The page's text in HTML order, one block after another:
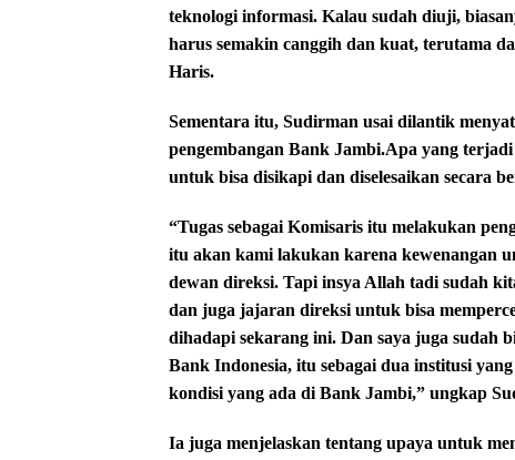
teknologi informasi. Kalau sudah diuji,
harus semakin canggih dan kuat, terutama
Haris.
Sementara itu, Sudirman usai dilantik
pengembangan Bank Jambi.Apa yang
untuk bisa disikapi dan diselesaikan secara
“Tugas sebagai Komisaris itu melakukan
itu akan kami lakukan karena kewenangan
dewan direksi. Tapi insya Allah tadi sudah
dan juga jajaran direksi untuk bisa
dihadapi sekarang ini. Dan saya juga sudah
Bank Indonesia, itu sebagai dua institusi
kondisi yang ada di Bank Jambi,” ungkap
Ia juga menjelaskan tentang upaya untuk